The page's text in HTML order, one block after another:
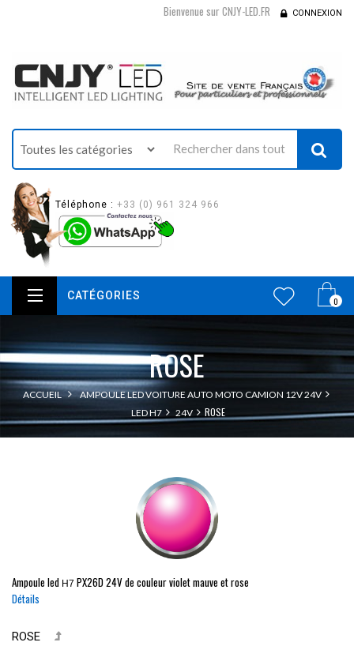
Bienvenue sur CNJY-LED.FR CONNEXION
Téléphone : +33 (0) 961 324 966
0
CATÉGORIES
ROSE
ACCUEIL
AMPOULE LED VOITURE AUTO MOTO CAMION 12V 24V
LED H7
24V ROSE
Ampoule led H7 PX26D24V de couleur violet mauve et rose
Détails
ROSE